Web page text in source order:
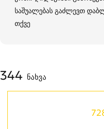
საშუალებას გაძლევთ
თქვე
344 ნახვა